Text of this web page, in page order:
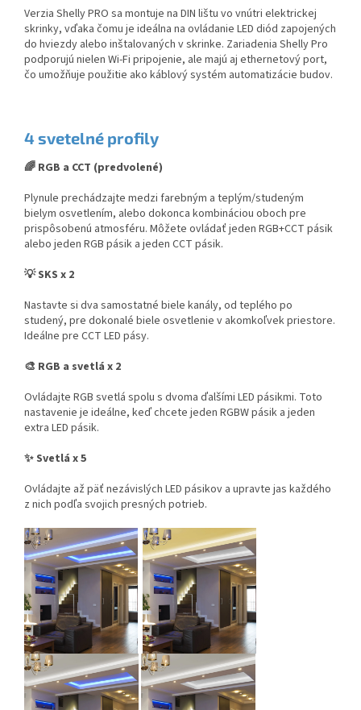
Verzia Shelly PRO sa montuje na DIN lištu vo vnútri elektrickej
skrinky, vďaka čomu je ideálna na ovládanie LED diód zapojených
do hviezdy alebo inštalovaných v skrinke. Zariadenia Shelly Pro
podporujú nielen Wi-Fi pripojenie, ale majú aj ethernetový port,
čo umožňuje použitie ako káblový systém automatizácie budov.
4 svetelné profily
🌈 RGB a CCT (predvolené)
Plynule prechádzajte medzi farebným a teplým/studeným
bielym osvetlením, alebo dokonca kombináciou oboch pre
prispôsobenú atmosféru. Môžete ovládať jeden RGB+CCT pásik
alebo jeden RGB pásik a jeden CCT pásik.
💡 SKS x 2
Nastavte si dva samostatné biele kanály, od teplého po
studený, pre dokonalé biele osvetlenie v akomkoľvek priestore.
Ideálne pre CCT LED pásy.
🎨 RGB a svetlá x 2
Ovládajte RGB svetlá spolu s dvoma ďalšími LED pásikmi. Toto
nastavenie je ideálne, keď chcete jeden RGBW pásik a jeden
extra LED pásik.
✨ Svetlá x 5
Ovládajte až päť nezávislých LED pásikov a upravte jas každého
z nich podľa svojich presných potrieb.